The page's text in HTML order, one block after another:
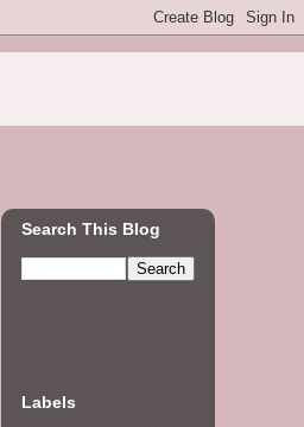
Search This Blog
Labels